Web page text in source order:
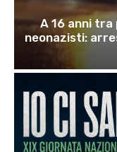
A 16 anni
neonazisti: